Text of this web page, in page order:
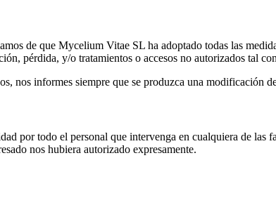
de que Mycelium Vitae SL ha adoptado todas las
pérdida, y/o tratamientos o accesos no autorizados tal
nos informes siempre que se produzca una modificación
por todo el personal que intervenga en cualquiera de las
nos hubiera autorizado expresamente.